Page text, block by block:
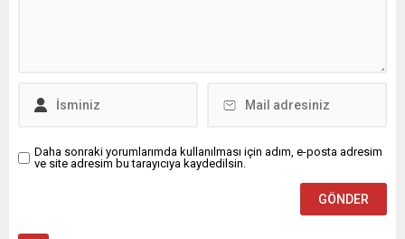
Daha sonraki yorumlarımda kullanılması için adım, e-posta adresim
ve site adresim bu tarayıcıya kaydedilsin.